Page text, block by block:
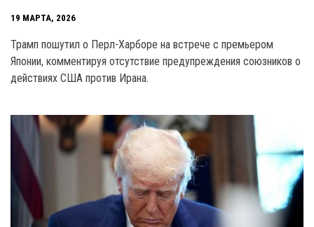
19 МАРТА, 2026
Трамп пошутил о Перл-Харборе на встрече с премьером
Японии, комментируя отсутствие предупреждения союзников о
действиях США против Ирана.